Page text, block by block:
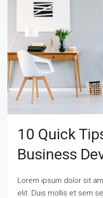
10 Quick
Business
Lorem ipsum dolor sit
elit. Duis mollis et sem